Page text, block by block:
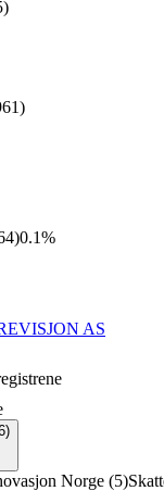
)
)
)0.1%
AS
)
Norge (5)